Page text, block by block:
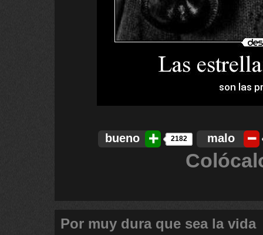
bueno 2182 malo
Por muy dura que sea la vida